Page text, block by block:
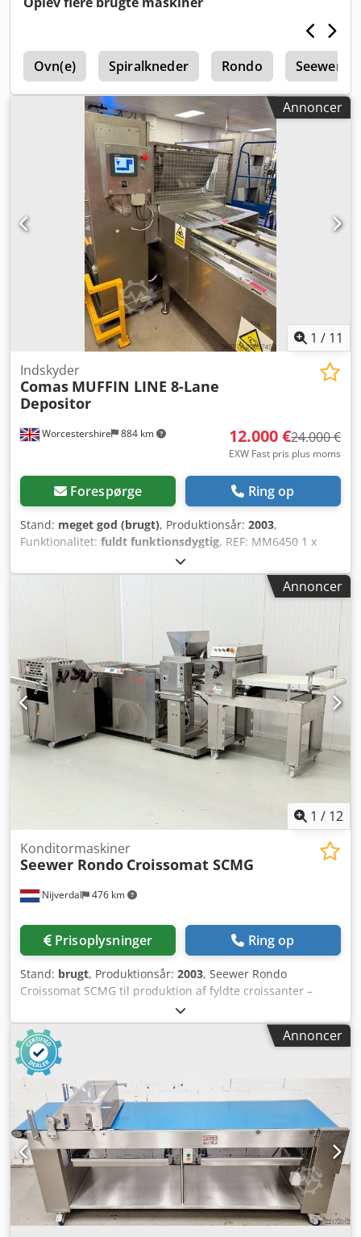
køberen.
Ovn(e) Spiralkneder Rondo Seewer
Annoncer
1 / 11
Worcestershire 884 km
Indskyder
Comas MUFFIN LINE 8-Lane
Depositor
12.000 €24.000 €
EXW Fast pris plus moms
Forespørge Ring op
Stand: meget god (brugt), Produktionsår: 2003,
Funktionalitet: fuldt funktionsdygtig, REF: MM6450 1 x
Comas MUFFIN LINE, 8-kanals dispenseringsmaskine.
Type-IS 800. Serienummer 3505. Fremstillingsdato – 2003.
Alt udstyr skal fjernes fra fabrikken af køberen. Codpjzcb E
Annoncer
1 / 12
Nijverdal 476 km
Konditormaskiner
Seewer Rondo Croissomat SCMG
Prisoplysninger Ring op
Stand: brugt, Produktionsår: 2003, Seewer Rondo
Croissomat SCMG til produktion af fyldte croissanter –
denne kompakte Croissomat-model er desuden udstyret
med et fyldningsaggregat og en speciel vikleenhed. Årgang
2003 Til fyldte og ufyldte croissanter Til både laminerede
og ikke-laminerede deje Op til 900 ufyldte croissanter per
række og time (maks. 4.500 stk.), to- til femrækker Op til
700 fyldte croissanter per række og time (maks. 2.800 stk.),
to- til trerækker Kalibrator årgang 1997 Pneumatisk
fyldeapparat, årgang 2006, håndterer både bløde og faste
fyldinger, to- til firrækker. Bearbejder også fyldninger med
små frugt- eller grøntsagsstykker uden problemer Brugbar
dejbåndsbredde ca. 530 mm Transportbåndets hastighed:
9 m/min Crsdpfjwgwwgox Acysf 1 udstansningskniv er
inkluderet, ekstra udstansningsknive kan tilkøbes Billeder
FØR renovering
Annoncer